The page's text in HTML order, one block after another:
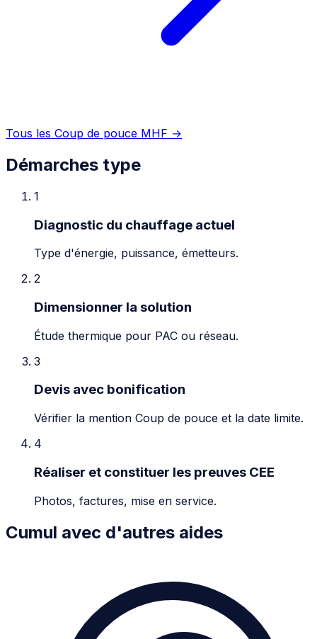
Tous les Coup de pouce MHF →
Démarches type
1
Diagnostic du chauffage actuel
Type d'énergie, puissance, émetteurs.
2
Dimensionner la solution
Étude thermique pour PAC ou réseau.
3
Devis avec bonification
Vérifier la mention Coup de pouce et la date limite.
4
Réaliser et constituer les preuves CEE
Photos, factures, mise en service.
Cumul avec d'autres aides